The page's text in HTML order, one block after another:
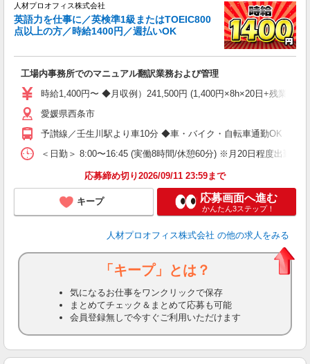
人材プロオフィス株式会社
英語力を仕事に／英検準1級またはTOEIC800
点以上の方／時給1400円／週払いOK
工場内事務所でのマニュアル翻訳業務および管理
時給1,400円〜 ◆月収例）241,500円 (1,400円×8h×20日+残業
愛媛県西条市
予讃線／壬生川駅より車10分 ◆車・バイク・自転車通勤OK
＜日勤＞ 8:00〜16:45 (実働8時間/休憩60分) ※月20日程度出勤
応募締め切り2026/09/11 23:59まで
キープ 応募画面へ進む
かんたん3ステップ！
人材プロオフィス株式会社 の他の求人をみる
「キープ」とは？
気になるお仕事をワンクリックで保存
まとめてチェック＆まとめて応募も可能
会員登録無しで今すぐご利用いただけます